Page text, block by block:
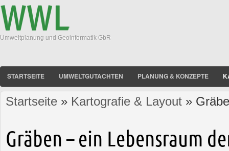
Umweltplanung und Geoinformatik GbR
STARTSEITE UMWELTGUTACHTEN PLANUNG & KONZEPTE
Sie sind hier
Startseite » Kartografie & Layout »
Gräben – ein Lebensraum